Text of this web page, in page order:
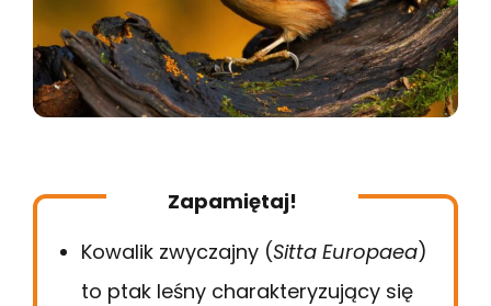
Zapamiętaj!
Kowalik zwyczajny (Sitta Europaea)
to ptak leśny charakteryzujący się